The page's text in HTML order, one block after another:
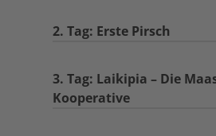
2. Tag: Erste Pirsch
3. Tag: Laikipia – Die
Kooperative